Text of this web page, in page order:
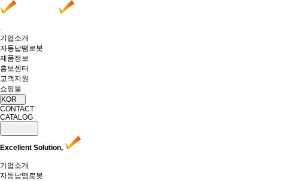
기업소개
자동납땜로봇
제품정보
홍보센터
고객지원
쇼핑몰
KOR
CONTACT
CATALOG
Excellent Solution,
기업소개
자동납땜로봇